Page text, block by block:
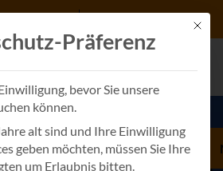
Mit
Präferenz
bevor Sie unsere
können.
alt sind und Ihre Einwilligung
geben möchten, müssen Sie Ihre
um Erlaubnis bitten.